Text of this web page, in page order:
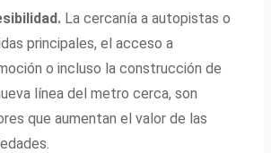
La cercanía a autopistas o
principales, el acceso a
o incluso la construcción de
línea del metro cerca, son
que aumentan el valor de las